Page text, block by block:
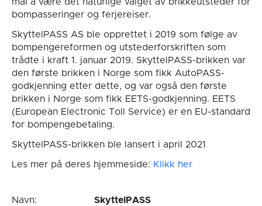
bompasseringer og ferjereiser.
SkyttelPASS AS ble opprettet i 2019 som følge av
bompengereformen og utstederforskriften som
trådte i kraft 1. januar 2019. SkyttelPASS-brikken var
den første brikken i Norge som fikk AutoPASS-
godkjenning etter dette, og var også den første
brikken i Norge som fikk EETS-godkjenning. EETS
(European Electronic Toll Service) er en EU-standard
for bompengebetaling.
SkyttelPASS-brikken ble lansert i april 2021
Les mer på deres hjemmeside: Klikk her
Navn: SkyttelPASS